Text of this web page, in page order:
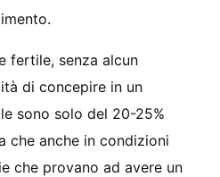
fertile, senza alcun
di concepire in un
sono solo del 20-25%
che anche in condizioni
che provano ad avere un